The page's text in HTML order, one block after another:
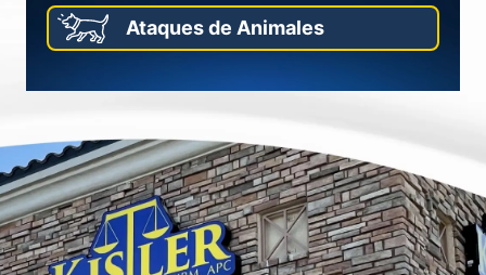
Ataques de Animales